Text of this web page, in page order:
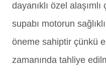
dayanıklı özel
supabı motorun
öneme sahiptir çünkü
zamanında tahliye